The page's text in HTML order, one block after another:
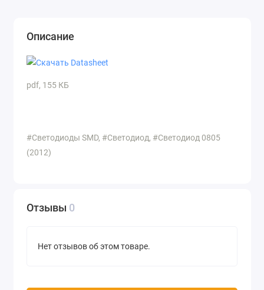
Описание
pdf, 155 КБ
#Светодиоды SMD, #Светодиод, #Светодиод 0805
(2012)
Отзывы 0
Нет отзывов об этом товаре.